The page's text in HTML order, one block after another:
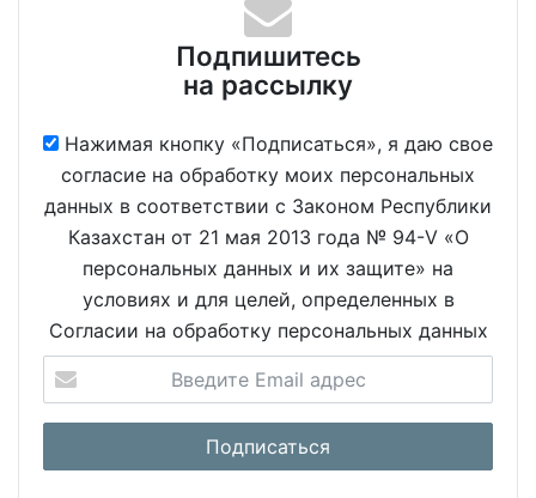
Подпишитесь
на рассылку
Нажимая кнопку «Подписаться», я даю свое
согласие на обработку моих персональных
данных в соответствии с Законом Республики
Казахстан от 21 мая 2013 года № 94-V «О
персональных данных и их защите» на
условиях и для целей, определенных в
Согласии на обработку персональных данных